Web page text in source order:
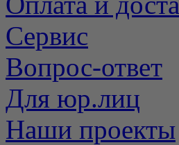
Сервис
Вопрос-ответ
Для юр.лиц
Наши проекты